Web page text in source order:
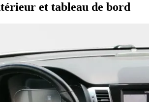
et tableau de bord